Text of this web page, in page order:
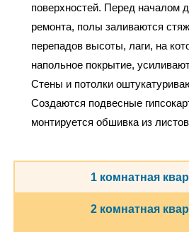
поверхностей. Перед началом
ремонта, полы заливаются
перепадов высоты, лаги, на
напольное покрытие,
Стены и потолки
Создаются подвесные
монтируется обшивка из
1 комнатная
2 комнатная